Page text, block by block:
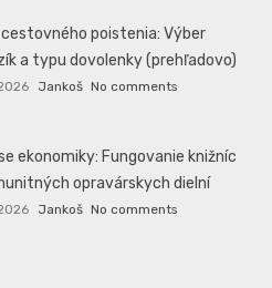
poistenia: Výber
a typu dovolenky (prehľadovo)
Jankoš No comments
ekonomiky: Fungovanie knižníc
opravárskych dielní
Jankoš No comments